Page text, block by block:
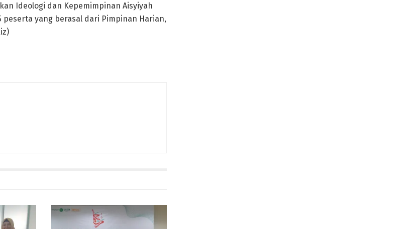
Ideologi dan Kepemimpinan Aisyiyah
yang berasal dari Pimpinan Harian,